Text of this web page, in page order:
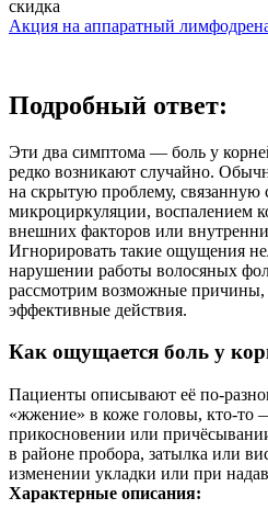
Акция на аппаратный
Подробный ответ:
Эти два симптома — боль у
редко возникают случайно.
на скрытую проблему, связанную
микроциркуляции, воспалением
внешних факторов или
Игнорировать такие ощущения
нарушении работы волосяных
рассмотрим возможные
эффективные действия.
Как ощущается боль у
Пациенты описывают её по-
«жжение» в коже головы, кто-то
прикосновении или
в районе пробора, затылка или
изменении укладки или при
Характерные описания: